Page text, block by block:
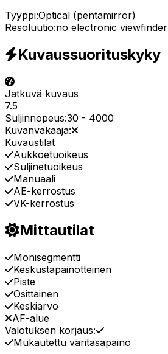
Tyyppi:Optical (pentamirror)
Resoluutio:no electronic viewfinder
Kuvaussuorituskyky
Jatkuvä kuvaus
7.5
Suljinnopeus:30 - 4000
Kuvanvakaaja:
Kuvaustilat
Aukkoetuoikeus
Suljinetuoikeus
Manuaali
AE-kerrostus
VK-kerrostus
Mittautilat
Monisegmentti
Keskustapainotteinen
Piste
Osittainen
Keskiarvo
AF-alue
Valotuksen korjaus:
Mukautettu väritasapaino